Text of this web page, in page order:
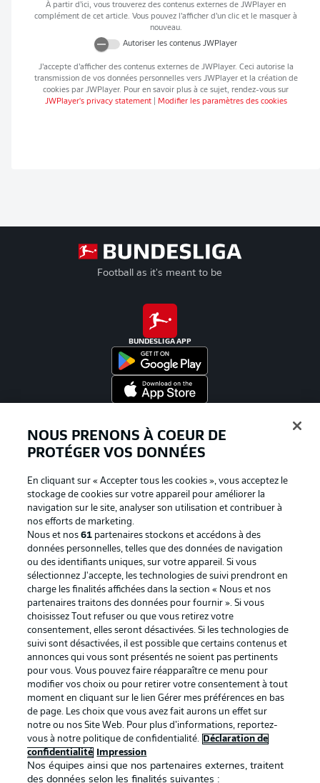
À partir d’ici, vous trouverez des contenus externes de JWPlayer en
complément de cet article. Vous pouvez l’afficher d’un clic et le masquer à
nouveau.
Autoriser les contenus JWPlayer
J’accepte d’afficher des contenus externes de JWPlayer. Ceci autorise la
transmission de vos données personnelles vers JWPlayeret la création de
cookies par JWPlayer. Pour en savoir plus à ce sujet, rendez-vous sur
JWPlayer's privacy statement| Modifier les paramètres des cookies
Football as it's meant to be
BUNDESLIGA APP
La publicité Conditions d’utilisation des
Mentions Légales Gérer mes préférences
Déclaration de
confidentialité
Diffuseurs
Travaux Contact
Impression Joueurs
NOUS PRENONS À COEUR DE
PROTÉGER VOS DONNÉES
En cliquant sur « Accepter tous les cookies », vous acceptez le
stockage de cookies sur votre appareil pour améliorer la
navigation sur le site, analyser son utilisation et contribuer à
nos efforts de marketing.
Nous et nos61 partenaires stockons et accédons à des
données personnelles, telles que des données de navigation
ou des identifiants uniques, sur votre appareil. Si vous
sélectionnez J'accepte, les technologies de suivi prendront en
charge les finalités affichées dans la section « Nous et nos
partenaires traitons des données pour fournir ». Si vous
choisissez Tout refuser ou que vous retirez votre
consentement, elles seront désactivées. Si les technologies de
suivi sont désactivées, il est possible que certains contenus et
annonces qui vous sont présentés ne soient pas pertinents
pour vous. Vous pouvez faire réapparaître ce menu pour
modifier vos choix ou pour retirer votre consentement à tout
moment en cliquant sur le lien Gérer mes préférences en bas
de page. Les choix que vous avez fait aurons un effet sur
notre ou nos Site Web. Pour plus d’informations, reportez-
vous à notre politique de confidentialité.
Déclaration de
confidentialité
Impression
Nos équipes ainsi que nos partenaires externes, traitent
des données selon les finalités suivantes :